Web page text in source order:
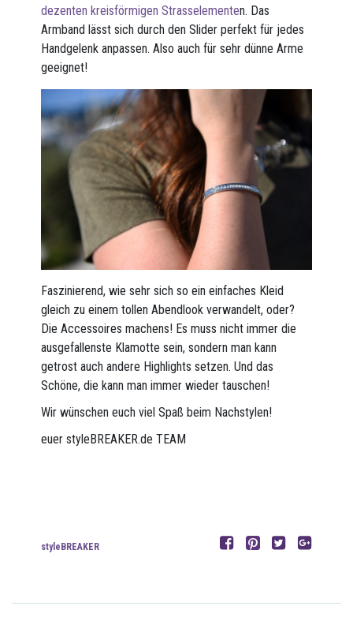
dezenten kreisförmigen Strasselementen. Das
Armband lässt sich durch den Slider perfekt für jedes
Handgelenk anpassen. Also auch für sehr dünne Arme
geeignet!
Faszinierend, wie sehr sich so ein einfaches Kleid
gleich zu einem tollen Abendlook verwandelt, oder?
Die Accessoires machens! Es muss nicht immer die
ausgefallenste Klamotte sein, sondern man kann
getrost auch andere Highlights setzen. Und das
Schöne, die kann man immer wieder tauschen!
Wir wünschen euch viel Spaß beim Nachstylen!
euer styleBREAKER.de TEAM
styleBREAKER